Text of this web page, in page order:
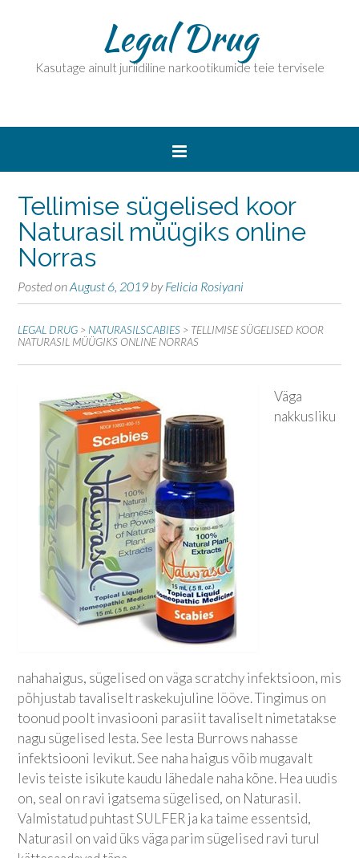
Legal Drug
Kasutage ainult juriidiline narkootikumide teie tervisele
Tellimise sügelised koor
Naturasil müügiks online
Norras
Posted onAugust 6, 2019 byFelicia Rosiyani
LEGAL DRUG > NATURASILSCABIES > TELLIMISE SÜGELISED KOOR
NATURASIL MÜÜGIKS ONLINE NORRAS
Väga
nakkusliku
nahahaigus, sügelised on väga scratchy infektsioon, mis
põhjustab tavaliselt raskekujuline lööve. Tingimus on
toonud poolt invasiooni parasiit tavaliselt nimetatakse
nagu sügelised lesta. See lesta Burrows nahasse
infektsiooni levikut. See naha haigus võib mugavalt
levis teiste isikute kaudu lähedale naha kõne. Hea uudis
on, seal on ravi igatsema sügelised, on Naturasil.
Valmistatud puhtast SULFER ja ka taime essentsid,
Naturasil on vaid üks väga parim sügelised ravi turul